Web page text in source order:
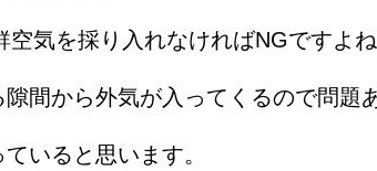
気を採り入れなければNGですよね
間から外気が入ってくるので問題
いると思います。